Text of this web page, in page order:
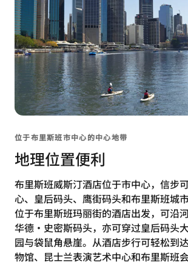
位于布里斯班市中心的中心地带
地理位置便利
布里斯班威斯汀酒店位于市中心，信步
心、皇后码头、鹰街码头和布里斯班城
位于布里斯班玛丽街的酒店出发，可沿
华德·史密斯码头，亦可穿过皇后码头
园与袋鼠角悬崖。从酒店步行可轻松到
物馆、昆士兰表演艺术中心和布里斯班会